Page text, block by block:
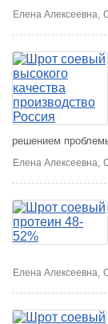
Елена Алексеевна,
решением
Елена Алексеевна,
Елена Алексеевна,